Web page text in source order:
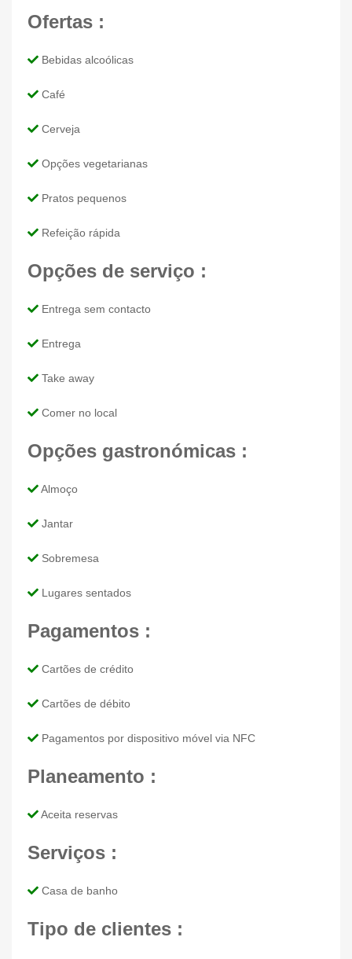
Ofertas :
Bebidas alcoólicas
Café
Cerveja
Opções vegetarianas
Pratos pequenos
Refeição rápida
Opções de serviço :
Entrega sem contacto
Entrega
Take away
Comer no local
Opções gastronómicas :
Almoço
Jantar
Sobremesa
Lugares sentados
Pagamentos :
Cartões de crédito
Cartões de débito
Pagamentos por dispositivo móvel via NFC
Planeamento :
Aceita reservas
Serviços :
Casa de banho
Tipo de clientes :